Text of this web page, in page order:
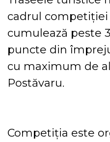
cadrul competiției
cumulează peste
puncte din
cu maximum de
Postăvaru.
Competiția este